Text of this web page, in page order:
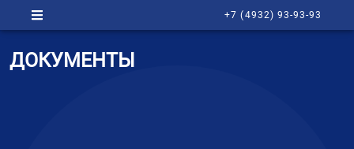
+7 (4932) 93-93-93
ДОКУМЕНТЫ